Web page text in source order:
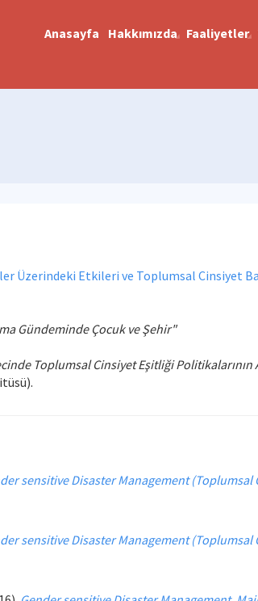
Anasayfa Hakkımızda Faaliyetler
Üzerindeki Etkileri ve Toplumsal Cinsiyet
Gündeminde Çocuk ve Şehir"
Toplumsal Cinsiyet Eşitliği
sensitive Disaster Management (Toplumsal
sensitive Disaster Management (Toplumsal